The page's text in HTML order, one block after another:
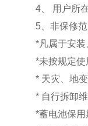
4、 用户所
5、非保修
*凡属于安
*未按规定
* 天灾、地
* 自行拆卸
*蓄电池保用